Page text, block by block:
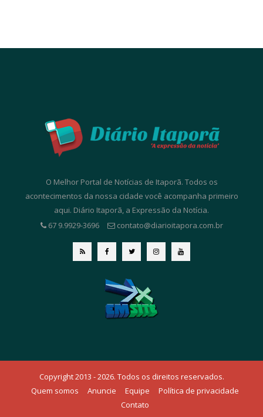
O Melhor Portal de Notícias de Itaporã. Todos os
acontecimentos da nossa cidade você acompanha primeiro
aqui. Diário Itaporã, a Expressão da Notícia.
67 9.9929-3696
contato@diarioitapora.com.br
Copyright 2013 - 2026. Todos os direitos reservados.
Quem somos
Anuncie Equipe
Política de privacidade
Contato